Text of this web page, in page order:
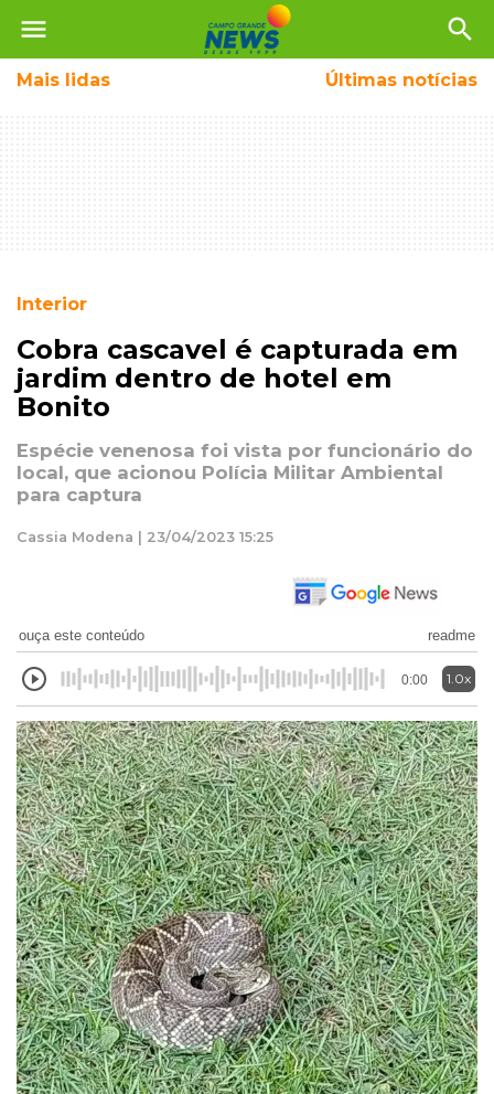
menu search
Mais lidas Últimas notícias
Interior
Cobra cascavel é capturada em
jardim dentro de hotel em
Bonito
Espécie venenosa foi vista por funcionário do
local, que acionou Polícia Militar Ambiental
para captura
Cassia Modena | 23/04/2023 15:25
ouça este conteúdo readme
0:00 1.0x